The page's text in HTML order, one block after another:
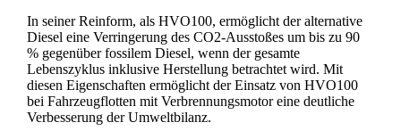
In seiner Reinform, als HVO100, ermöglicht der alternative
Diesel eine Verringerung des CO2-Ausstoßes um bis zu 90
% gegenüber fossilem Diesel, wenn der gesamte
Lebenszyklus inklusive Herstellung betrachtet wird. Mit
diesen Eigenschaften ermöglicht der Einsatz von HVO100
bei Fahrzeugflotten mit Verbrennungsmotor eine deutliche
Verbesserung der Umweltbilanz.